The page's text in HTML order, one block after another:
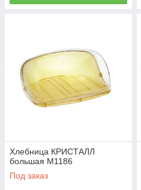
Хлебница КРИСТАЛЛ
большая М1186
Под заказ